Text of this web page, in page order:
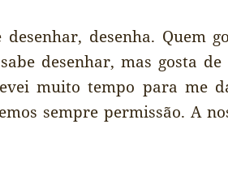
desenhar, desenha. Quem
desenhar, mas gosta
muito tempo para me
sempre permissão. A